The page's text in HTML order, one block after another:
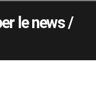
le news /